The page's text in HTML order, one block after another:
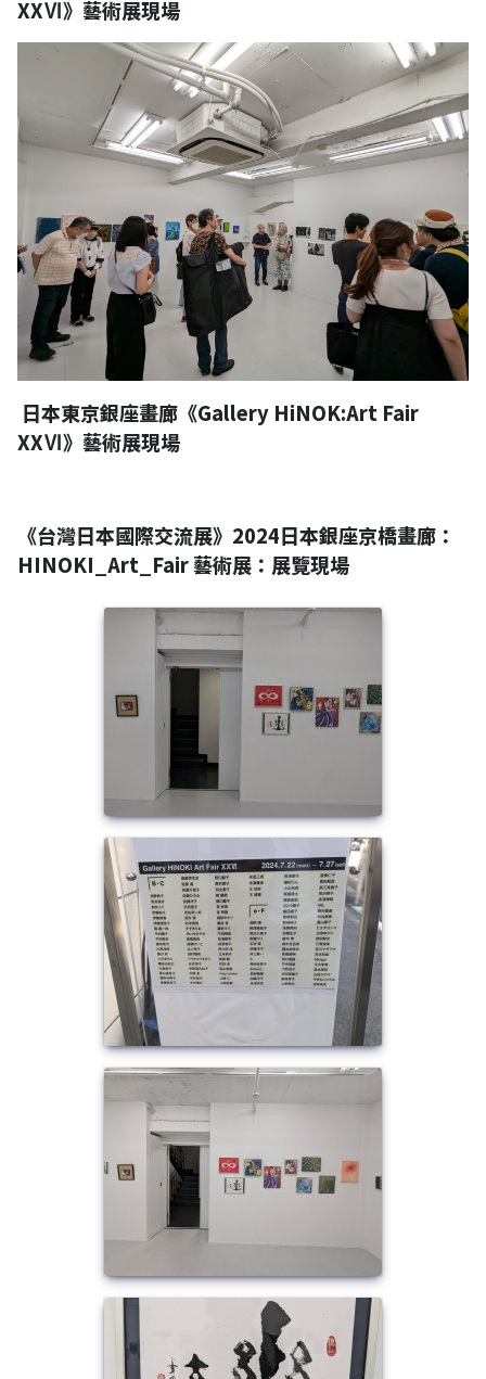
XXⅥ》藝術展現場
日本東京銀座畫廊《Gallery HiNOK:Art Fair
XXⅥ》藝術展現場
《台灣日本國際交流展》2024日本銀座京橋畫廊：
HINOKI_Art_Fair 藝術展：展覽現場